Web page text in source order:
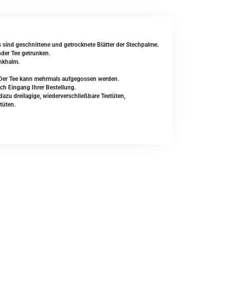
geschnittene und getrocknete Blätter der Stechpalme.
Tee getrunken.
Tee kann mehrmals aufgegossen werden.
Eingang Ihrer Bestellung.
dreilagige, wiederverschließbare Teetüten,